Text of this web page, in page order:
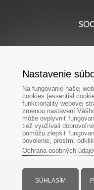
Chcete od nás
© Všetky práva
Nastavenie
Na fungovanie našej
cookies (essential
funkcionality webovej
zmenou nastavení
môže ovplyvniť
tiež využívali
pomôžu zlepšiť
povolenie, prosím,
Ochrana osobných
SÚHLASÍM